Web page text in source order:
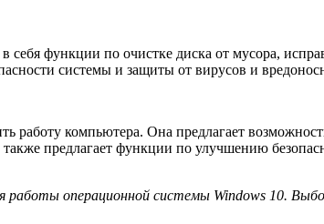
функции по очистке диска от мусора,
системы и защиты от вирусов и
работу компьютера. Она предлагает
предлагает функции по улучшению
операционной системы Windows 10.